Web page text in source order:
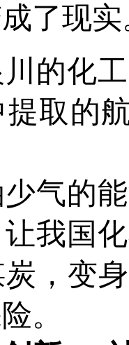
了现实
化工
取的
的能
我国
炭，变
。